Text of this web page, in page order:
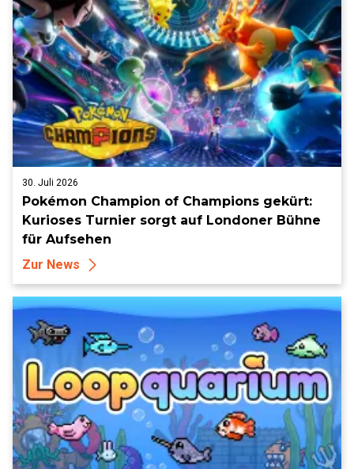
30. Juli 2026
Pokémon Champion of Champions gekürt:
Kurioses Turnier sorgt auf Londoner Bühne
für Aufsehen
Zur News